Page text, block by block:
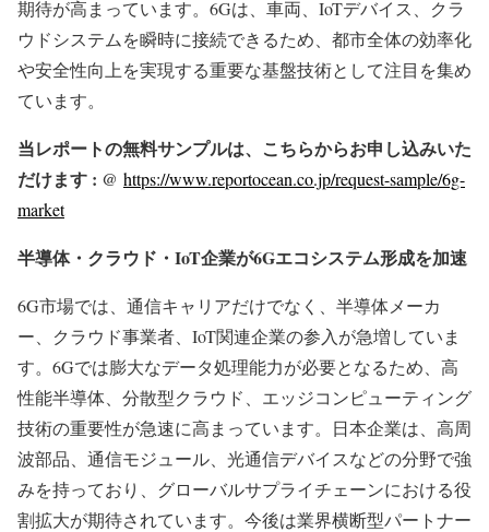
期待が高まっています。6Gは、車両、IoTデバイス、クラ
ウドシステムを瞬時に接続できるため、都市全体の効率化
や安全性向上を実現する重要な基盤技術として注目を集め
ています。
当レポートの無料サンプルは、こちらからお申し込みいた
だけます : @ https://www.reportocean.co.jp/request-sample/6g-
market
半導体・クラウド・IoT企業が6Gエコシステム形成を加速
6G市場では、通信キャリアだけでなく、半導体メーカ
ー、クラウド事業者、IoT関連企業の参入が急増していま
す。6Gでは膨大なデータ処理能力が必要となるため、高
性能半導体、分散型クラウド、エッジコンピューティング
技術の重要性が急速に高まっています。日本企業は、高周
波部品、通信モジュール、光通信デバイスなどの分野で強
みを持っており、グローバルサプライチェーンにおける役
割拡大が期待されています。今後は業界横断型パートナー